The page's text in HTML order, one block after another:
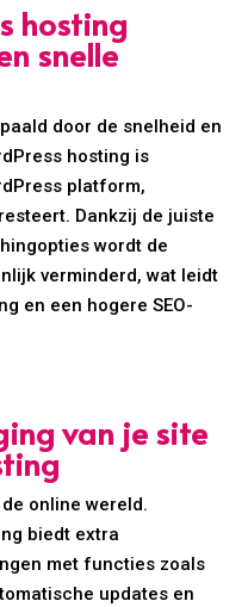
hosting
snelle
door de snelheid en
hosting is
platform,
Dankzij de juiste
wordt de
verminderd, wat leidt
en een hogere SEO-
van je site
online wereld.
biedt extra
met functies zoals
updates en